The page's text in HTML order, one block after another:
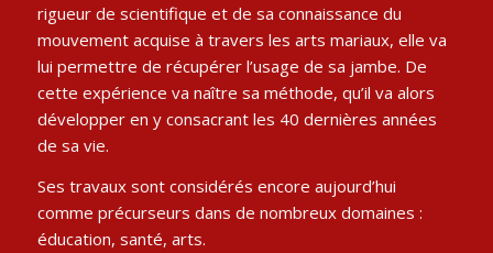
rigueur de scientifique et de sa connaissance du
mouvement acquise à travers les arts mariaux, elle va
lui permettre de récupérer l’usage de sa jambe. De
cette expérience va naître sa méthode, qu’il va alors
développer en y consacrant les 40 dernières années
de sa vie.
Ses travaux sont considérés encore aujourd’hui
comme précurseurs dans de nombreux domaines :
éducation, santé, arts.